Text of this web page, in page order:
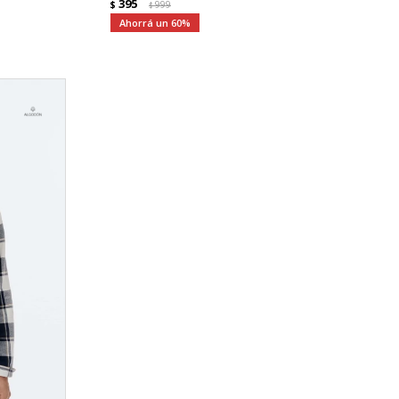
$ 395 $999
60